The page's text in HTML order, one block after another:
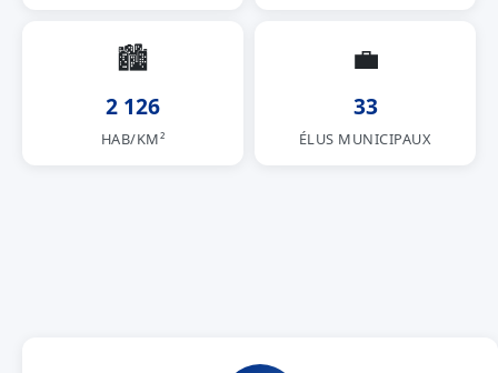
🏙
2 126
HAB/KM²
💼
33
ÉLUS MUNICIPAUX